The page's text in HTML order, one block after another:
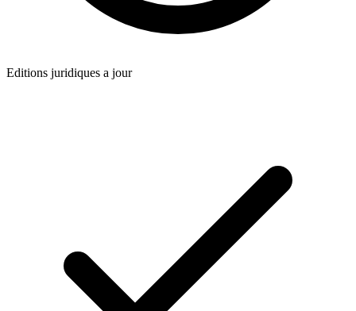
Editions juridiques a jour